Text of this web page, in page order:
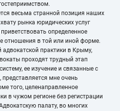
весьма странной позиция наших
рынка юридических услуг
определенное
отношения в той или иной форме.
практики в Крыму,
проходят трудный этап
ее изучение и связанные с
мне очень
того, целенаправленное
в чужом регионе без регистрации
палату, во многих